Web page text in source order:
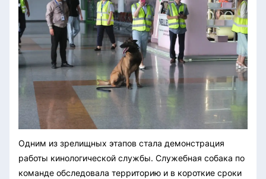
Одним из зрелищных этапов стала демонстрация
работы кинологической службы. Служебная собака по
команде обследовала территорию и в короткие сроки